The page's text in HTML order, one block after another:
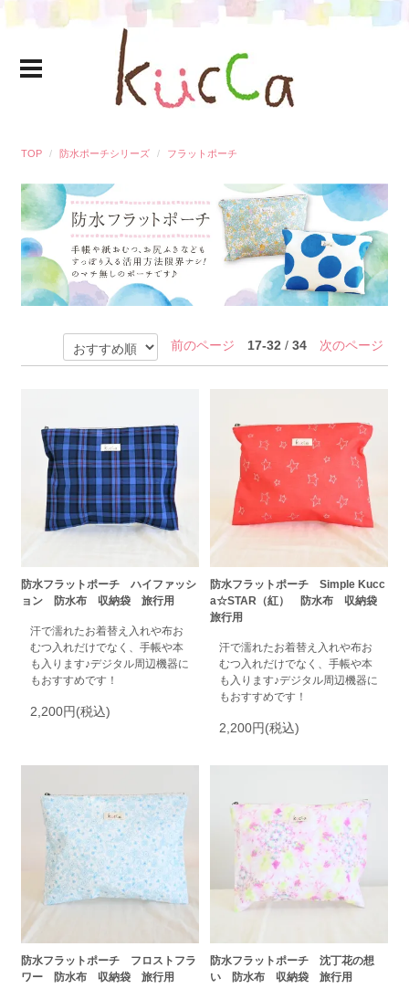
TOP 防水ポーチシリーズ フラットポーチ
前のページ 17-32/34 次のページ
防水フラットポーチ ハイファッシ
ョン 防水布 収納袋 旅行用
汗で濡れたお着替え入れや布お
むつ入れだけでなく、手帳や本
も入ります♪デジタル周辺機器に
もおすすめです！
2,200円(税込)
防水フラットポーチ Simple Kucc
a☆STAR（紅） 防水布 収納袋
旅行用
汗で濡れたお着替え入れや布お
むつ入れだけでなく、手帳や本
も入ります♪デジタル周辺機器に
もおすすめです！
2,200円(税込)
防水フラットポーチ フロストフラ
ワー 防水布 収納袋 旅行用
防水フラットポーチ 沈丁花の想
い 防水布 収納袋 旅行用